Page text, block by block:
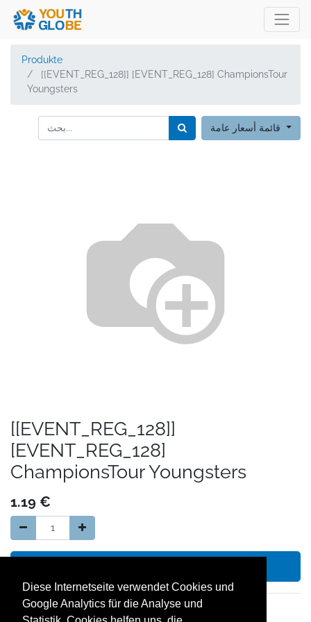
Diese Internetseite verwendet Cookies und
Google Analytics für die Analyse und
Produkte
[[EVENT_REG_128]] [EVENT_REG_128] ChampionsTour
Youngsters
[[EVENT_REG_128]]
[EVENT_REG_128]
ChampionsTour Youngsters
1.19 €
14 Tage Geld zurück Garantie